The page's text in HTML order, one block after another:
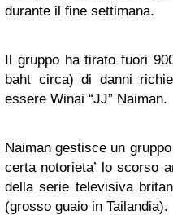
durante il fine settimana.
Il gruppo ha tirato fuori
baht circa) di danni
essere Winai “JJ” Naiman.
Naiman gestisce un
certa notorieta’ lo scorso
della serie televisiva
(grosso guaio in Tailandia).